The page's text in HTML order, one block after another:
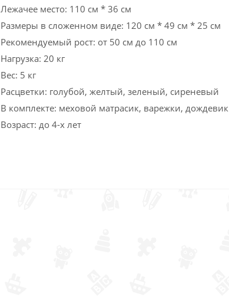
Лежачее место: 110 см * 36 см
Размеры в сложенном виде: 120 см * 49 см * 25 см
Рекомендуемый рост: от 50 см до 110 см
Нагрузка: 20 кг
Вес: 5 кг
Расцветки: голубой, желтый, зеленый, сиреневый
В комплекте: меховой матрасик, варежки, дождевик
Возраст: до 4-х лет